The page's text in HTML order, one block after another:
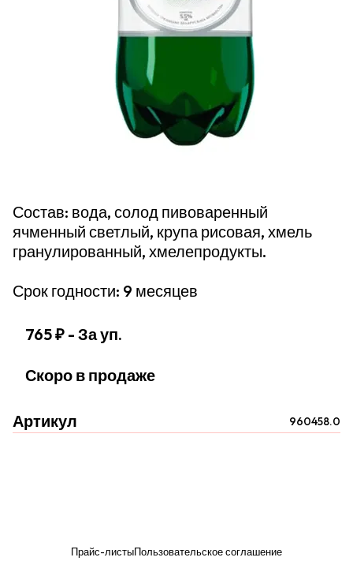
Состав: вода, солод пивоваренный
ячменный светлый, крупа рисовая, хмель
гранулированный, хмелепродукты.
Срок годности: 9 месяцев
765 ₽ - За уп.
Скоро в продаже
Артикул 960458.0
Прайс-листыПользовательское соглашение